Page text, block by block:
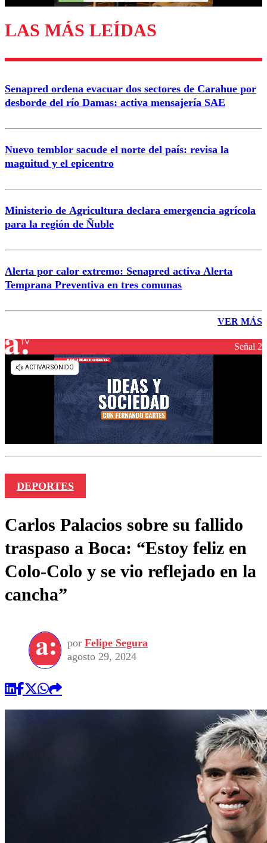
Enviar comentario
LAS MÁS LEÍDAS
Senapred ordena evacuar dos sectores de Carahue por
desborde del río Damas: activa mensajería SAE
Nuevo temblor sacude el norte del país: revisa la
magnitud y el epicentro
Ministerio de Agricultura declara emergencia agrícola
para la región de Ñuble
Alerta por calor extremo: Senapred activa Alerta
Temprana Preventiva en tres comunas
VER MÁS
Señal 2
DEPORTES
Carlos Palacios sobre su fallido
traspaso a Boca: “Estoy feliz en
Colo-Colo y se vio reflejado en la
cancha”
por Felipe Segura
agosto 29, 2024